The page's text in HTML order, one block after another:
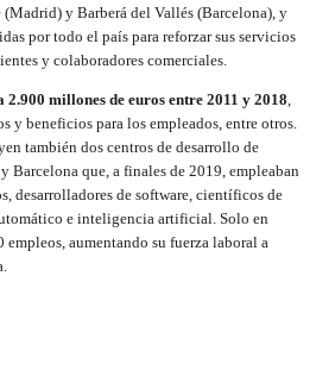
y Barberá del Vallés (Barcelona), y
por todo el país para reforzar sus servicios
y colaboradores comerciales.
millones de euros entre 2011 y 2018
y beneficios para los empleados, entre otros.
también dos centros de desarrollo de
Barcelona que, a finales de 2019, empleaban
desarrolladores de software, científicos de
e inteligencia artificial. Solo en
empleos, aumentando su fuerza laboral a